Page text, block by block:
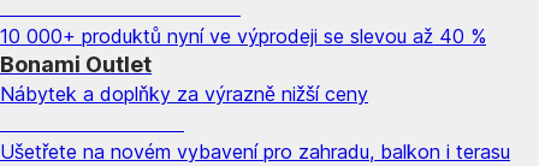
10 000+ produktů nyní ve výprodeji se slevou až 40 %
Bonami Outlet
Nábytek a doplňky za výrazně nižší ceny
Ušetřete na novém vybavení pro zahradu, balkon i terasu